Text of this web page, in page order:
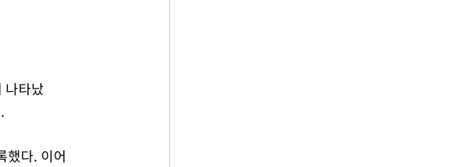
나타났
했다. 이어